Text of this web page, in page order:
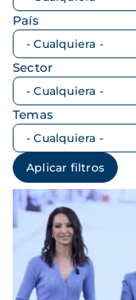
País
Sector
Temas